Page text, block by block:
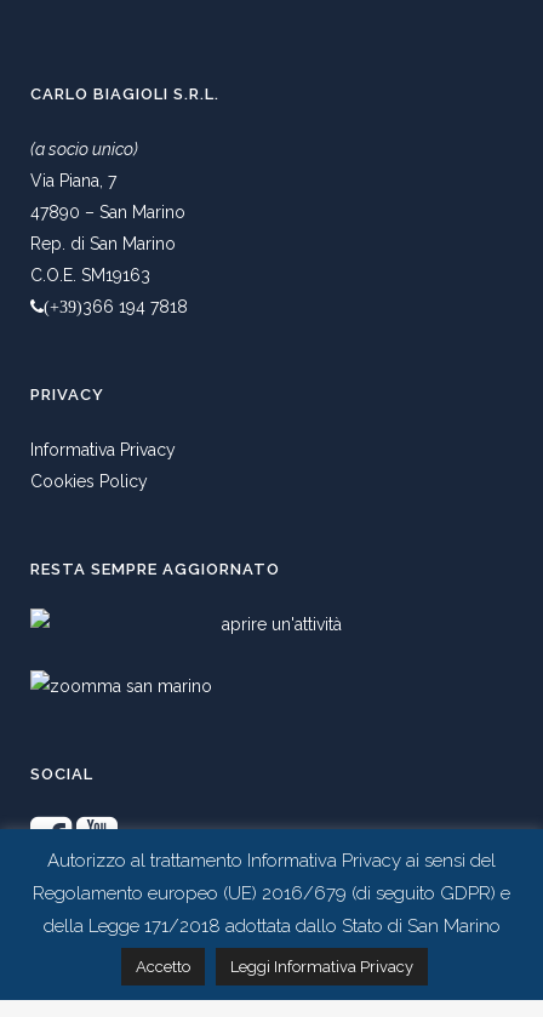
CARLO BIAGIOLI S.R.L.
(a socio unico)
Via Piana, 7
47890 – San Marino
Rep. di San Marino
C.O.E. SM19163
(+39)366 194 7818
PRIVACY
Informativa Privacy
Cookies Policy
RESTA SEMPRE AGGIORNATO
SOCIAL
Realizzato daStudio 99
Autorizzo al trattamento Informativa Privacy ai sensi del
Regolamento europeo (UE) 2016/679 (di seguito GDPR) e
della Legge 171/2018 adottata dallo Stato di San Marino
Accetto Leggi Informativa Privacy
Contattaci tramite whatsapp